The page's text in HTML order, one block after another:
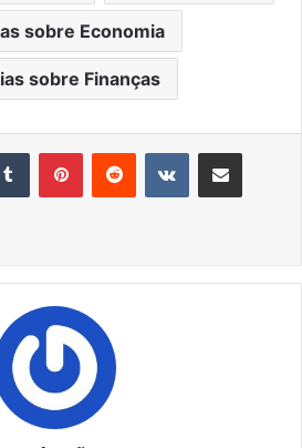
sobre Economia
sobre Finanças
Tumblr PinterestReddit VK Compartilhar via e-mail